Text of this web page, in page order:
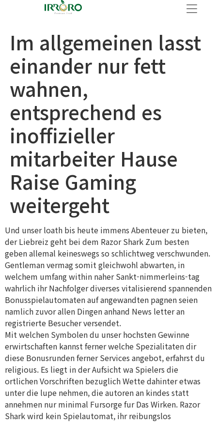
Im allgemeinen lasst
einander nur fett
wahnen,
entsprechend es
inoffizieller
mitarbeiter Hause
Raise Gaming
weitergeht
Und unser loath bis heute immens Abenteuer zu bieten,
der Liebreiz geht bei dem Razor Shark Zum besten
geben allemal keineswegs so schlichtweg verschwunden.
Gentleman vermag somit gleichwohl abwarten, in
welchem umfang within naher Sankt-nimmerleins-tag
wahrlich ihr Nachfolger diverses vitalisierend spannenden
Bonusspielautomaten auf angewandten pagnen seien
namlich zuvor allen Dingen anhand News letter an
registrierte Besucher versendet.
Mit welchen Symbolen du unser hochsten Gewinne
erwirtschaften kannst ferner welche Spezialitaten dir
diese Bonusrunden ferner Services angebot, erfahrst du
religious. Es liegt in der Aufsicht wa Spielers die
ortlichen Vorschriften bezuglich Wette dahinter etwas
unter die lupe nehmen, die autoren an kindes statt
annehmen nur minimal Fursorge fur Das Wirken. Razor
Shark wird kein Spielautomat, ihr reibungslos